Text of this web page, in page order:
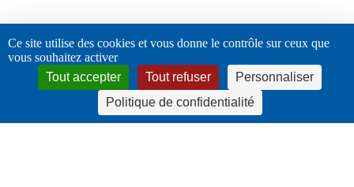
twitter facebook linkedin instagram
Ce site utilise des cookies et vous donne le contrôle sur ceux que
vous souhaitez activer
Tout accepter
Tout refuser
Personnaliser
Politique de confidentialité